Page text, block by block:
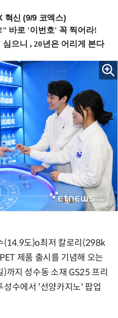
혁신 (9/9 코엑스)
(14.9도)o최저 칼로리(298k
제품 출시를 기념해 오는
지 성수동 소재 GS25 프리
성수에서 '선양카지노' 팝업